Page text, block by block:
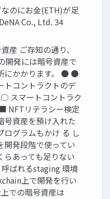
のにお⾦(ETH)が⾜
Co., Ltd. 34
産 ご存知の通り、
開発には暗号資産で
にかかります。 ● ●
トコントラクトのデ
スマートコントラク
NFTリテラシー検定
号資産を預け⼊れた
ログラムもかけ る し
開発段階で使ってい
らあっても⾜りない
ばれるstaging 環境
上で開発を⾏い
での暗号資産は